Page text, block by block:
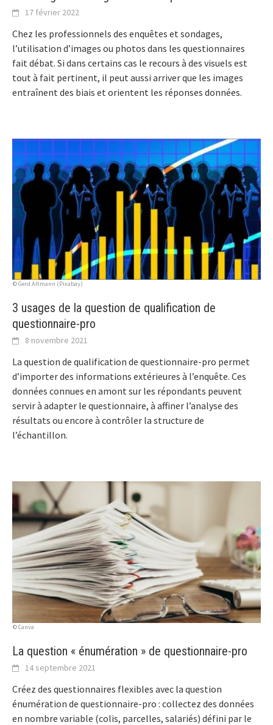
17 février 2022
Chez les professionnels des enquêtes et sondages,
l’utilisation d’images ou photos dans les questionnaires
fait débat. Si dans certains cas le recours à des visuels est
tout à fait pertinent, il peut aussi arriver que les images
entraînent des biais et orientent les réponses données.
© Gerd Altmann (Pixabay)
3 usages de la question de qualification de
questionnaire-pro
8 novembre 2021
La question de qualification de questionnaire-pro permet
d’importer des informations extérieures à l’enquête. Ces
données connues en amont sur les répondants peuvent
servir à adapter le questionnaire, à affiner l’analyse des
résultats ou encore à contrôler la structure de
l’échantillon.
© Canva
La question « énumération » de questionnaire-pro
14 septembre 2021
Créez des questionnaires flexibles avec la question
énumération de questionnaire-pro : collectez des données
en nombre variable (colis, parcelles, salariés) défini par le